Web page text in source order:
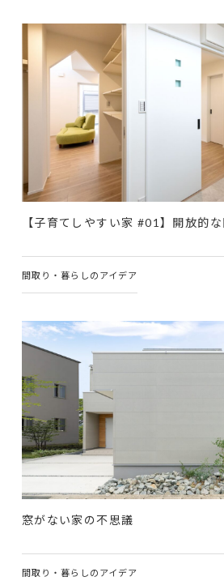
【子育てしやすい家 #01】開放的な
間取り・暮らしのアイデア
窓がない家の不思議
間取り・暮らしのアイデア